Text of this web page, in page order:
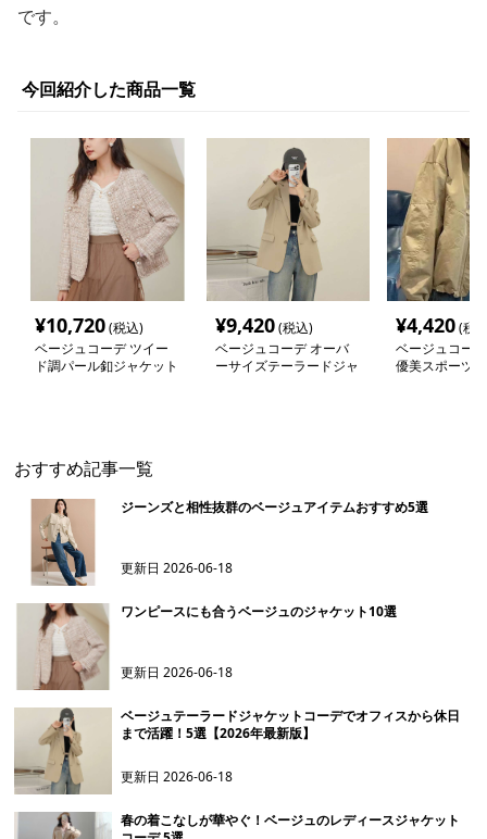
です。
今回紹介した商品一覧
¥10,720(税込)
ベージュコーデ ツイー
ド調パール釦ジャケット
¥9,420(税込)
ベージュコーデ オーバ
ーサイズテーラードジャ
¥4,420(税
ベージュコー
優美スポーツ
おすすめ記事一覧
ジーンズと相性抜群のベージュアイテムおすすめ5選
更新日2026-06-18
ワンピースにも合うベージュのジャケット10選
更新日2026-06-18
ベージュテーラードジャケットコーデでオフィスから休日
まで活躍！5選【2026年最新版】
更新日2026-06-18
春の着こなしが華やぐ！ベージュのレディースジャケット